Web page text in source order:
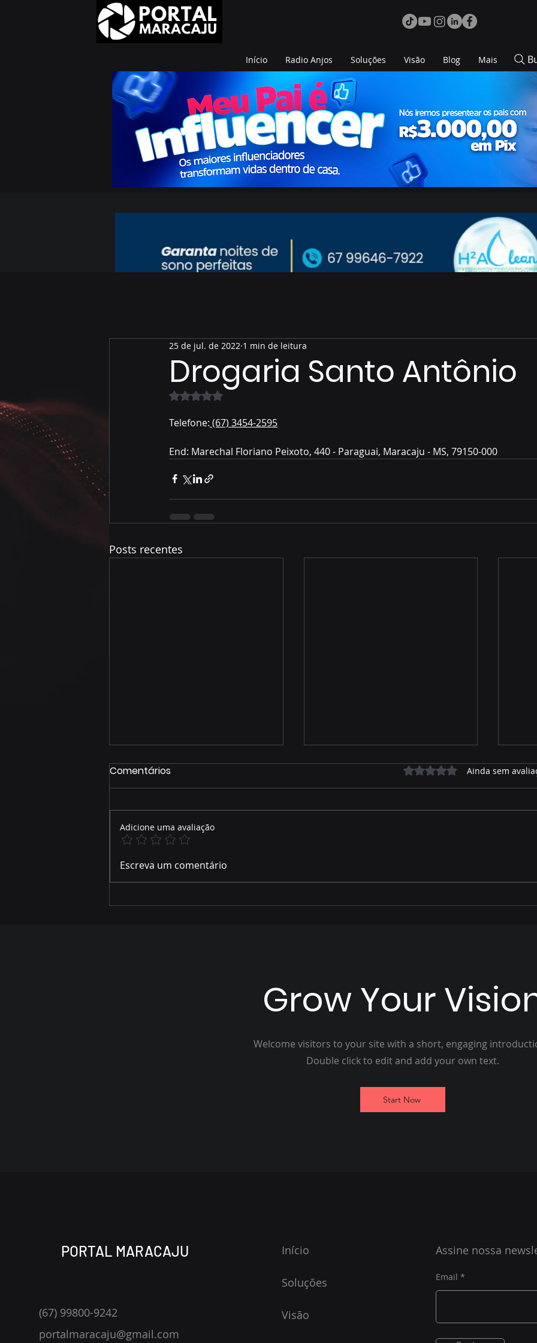
Início Radio Anjos Soluções Visão Blog Mais
Drogaria Santo Antônio
25 de jul. de 2022 1 min de leitura
Avaliado com NaN de 5 estrelas.
Telefone: (67) 3454-2595
End: Marechal Floriano Peixoto, 440 - Paraguai, Maracaju - MS, 79150-000
Posts recentes
ZONEAMENTO AMBIENTAL
DO RIO SALOBRA MOBILIZA
parte de sua trajetória de
ano
Comentários Avaliado com 0 de 5 estrelas.
Ainda sem
Adicione uma avaliação
Escreva um comentário
Grow Your
Welcome visitors to your site with a short, engaging
Double click to edit and add your own text.
Start Now
PORTAL MARACAJU
(67) 99800-9242
portalmaracaju@gmail.com
Início
Soluções
Visão
Assine nossa
Email